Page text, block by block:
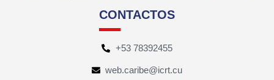
CONTACTOS
+53 78392455
web.caribe@icrt.cu